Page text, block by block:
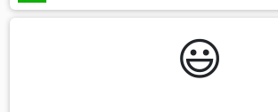
WhatsApp
😃️